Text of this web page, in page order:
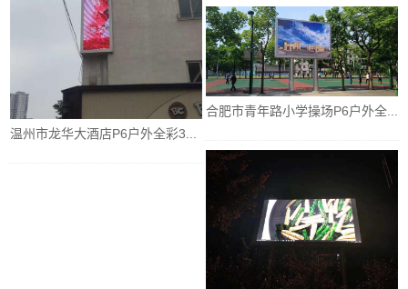
温州市龙华大酒店P6户外全彩3...
合肥市青年路小学操场P6户外全...